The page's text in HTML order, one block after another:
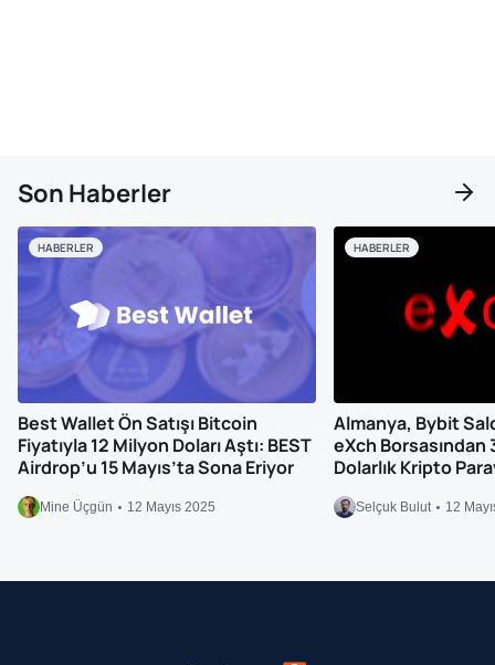
Son Haberler
Best Wallet Ön Satışı Bitcoin
Fiyatıyla 12 Milyon Doları Aştı: BEST
Airdrop’u 15 Mayıs’ta Sona Eriyor
Mine Üçgün 12 Mayıs 2025
HABERLER
Almanya, Bybit
eXch Borsasından
Dolarlık Kripto
Selçuk Bulut 12
HABERLER